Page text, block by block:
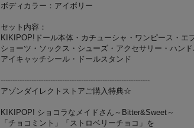
ボディカラー：アイボリー
セット内容：
KIKIPOP!ドール本体・カチューシャ・ワンピース・エ
ショーツ・ソックス・シューズ・アクセサリー・ハン
アイキャッチシール・ドールスタンド
---------------------------------------------------------------
アゾンダイレクトストアご購入特典☆
KIKIPOP! ショコラなメイドさん～Bitter&Sweet～
「チョコミント」「ストロベリーチョコ」を